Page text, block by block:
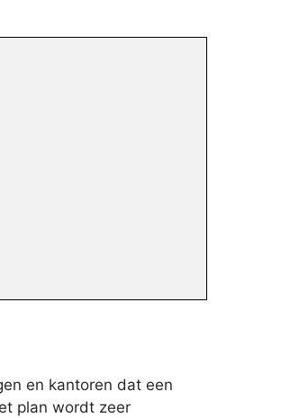
en kantoren dat een
plan wordt zeer